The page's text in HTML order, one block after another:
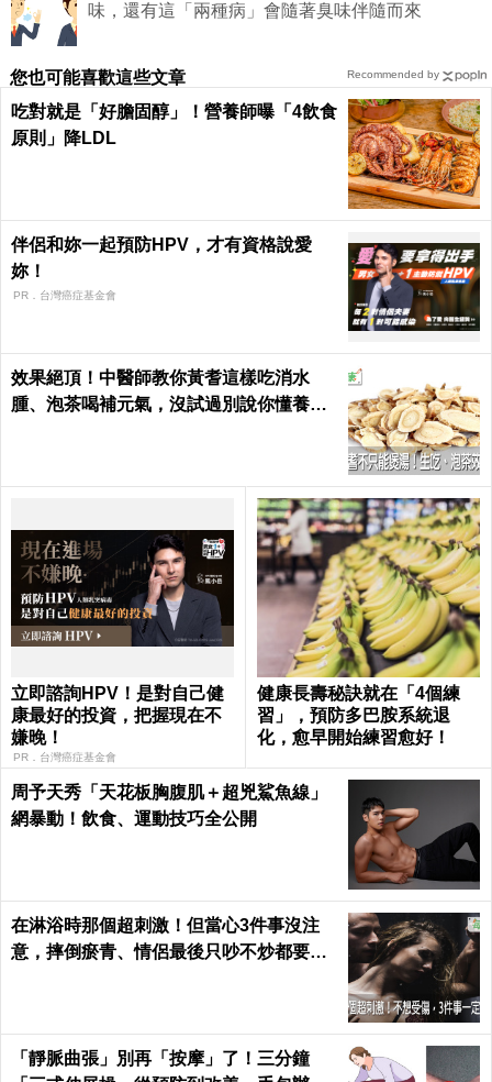
味，還有這「兩種病」會隨著臭味伴隨而來
您也可能喜歡這些文章
吃對就是「好膽固醇」！營養師曝「4飲食
原則」降LDL
伴侶和妳一起預防HPV，才有資格說愛
妳！
PR．台灣癌症基金會
效果絕頂！中醫師教你黃耆這樣吃消水
腫、泡茶喝補元氣，沒試過別說你懂養生
立即諮詢HPV！是對自己健
康最好的投資，把握現在不
嫌晚！
PR．台灣癌症基金會
健康長壽秘訣就在「4個練
習」，預防多巴胺系統退
化，愈早開始練習愈好！
周予天秀「天花板胸腹肌＋超兇鯊魚線」
網暴動！飲食、運動技巧全公開
在淋浴時那個超刺激！但當心3件事沒注
意，摔倒瘀青、情侶最後只吵不炒都要怪
「靜脈曲張」別再「按摩」了！三分鐘
Recommended by